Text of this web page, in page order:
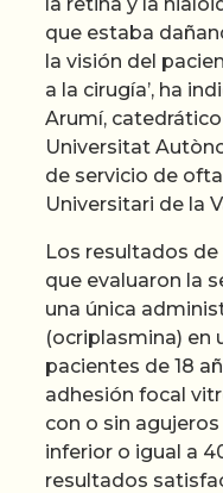
que estaba
la visión del
a la cirugía’, ha
Arumí,
Universitat
de servicio de
Universitari de la
Los resultados
que evaluaron la
una única
(ocriplasmina) en
pacientes de 18
adhesión focal
con o sin
inferior o igual a
resultados